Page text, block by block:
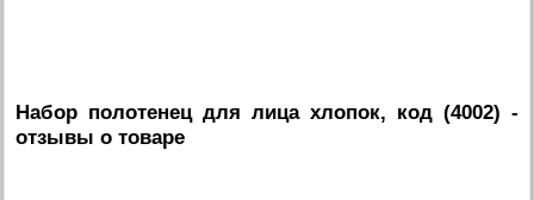
Набор полотенец для лица хлопок, код (4002) -
отзывы о товаре